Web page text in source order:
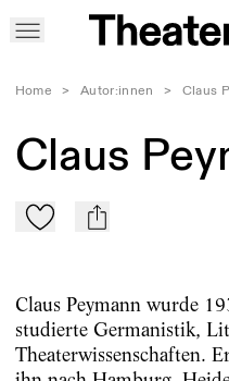
Home > Autor:innen > Claus
Claus
Zu Mein-TdZ hinzufügen
mail
Claus Peymann wurde
studierte Germanistik,
Theaterwissenschaften.